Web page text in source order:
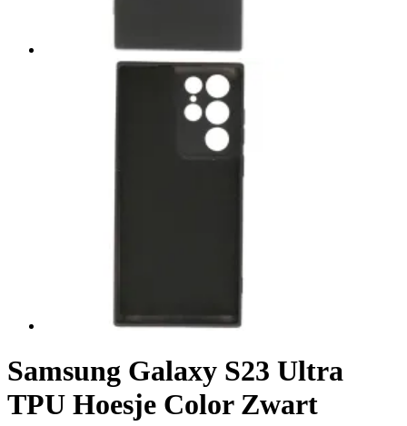
Samsung Galaxy S23 Ultra
TPU Hoesje Color Zwart